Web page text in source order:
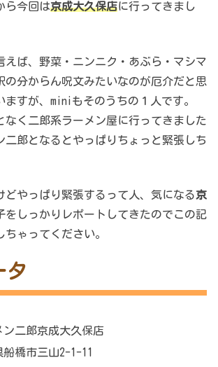
ら今回は京成大久保店に行ってきまし
えば、野菜・ニンニク・あぶら・マシマ
分からん呪文みたいなのが厄介だと思
ますが、miniもそのうちの１人です。
なく二郎系ラーメン屋に行ってきました
二郎となるとやっぱりちょっと緊張しち
どやっぱり緊張するって人、気になる京
をしっかりレポートしてきたのでこの記
ゃってください。
タ
ン二郎京成大久保店
橋市三山2-1-11